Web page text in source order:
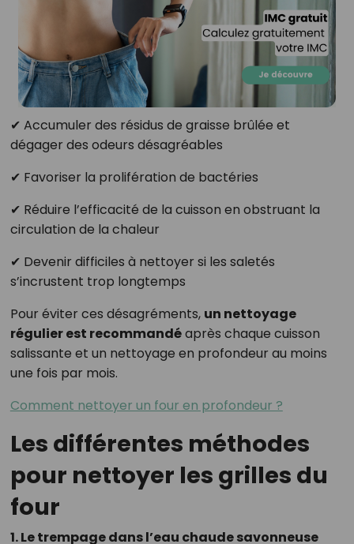
✔ Accumuler des résidus de graisse brûlée et
dégager des odeurs désagréables
✔ Favoriser la prolifération de bactéries
✔ Réduire l’efficacité de la cuisson en obstruant la
circulation de la chaleur
✔ Devenir difficiles à nettoyer si les saletés
s’incrustent trop longtemps
Pour éviter ces désagréments, un nettoyage
régulier est recommandéaprès chaque cuisson
salissante et un nettoyage en profondeur au moins
une fois par mois.
Comment nettoyer un four en profondeur ?
Les différentes méthodes
pour nettoyer les grilles du
four
1. Le trempage dans l’eau chaude savonneuse